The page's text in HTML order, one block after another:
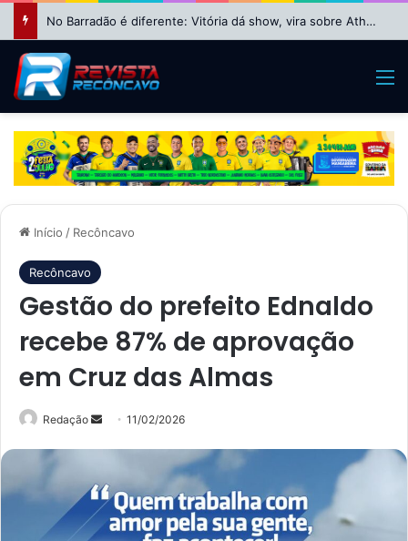
No Barradão é diferente: Vitória dá show, vira sobre Athletico-PR e avança às quartas da Copa do Brasil
Início / Recôncavo
Recôncavo
Gestão do prefeito Ednaldo
recebe 87% de aprovação
em Cruz das Almas
Redação
Mande
mail
11/02/2026